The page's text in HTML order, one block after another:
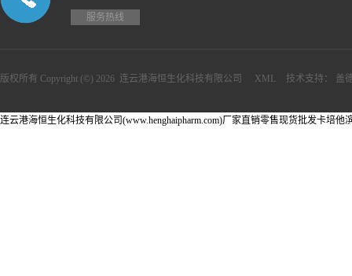
服务热线
版权所有 Copyright (©) 2026 连云港海恒生化科技有限公司 XML 技术支持： 盖
连云港海恒生化科技有限公司(www.henghaipharm.com)厂家直销零售现货批发卡培